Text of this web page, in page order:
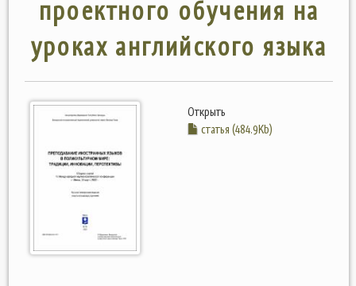
проектного обучения на
уроках английского языка
Открыть
статья (484.9Kb)